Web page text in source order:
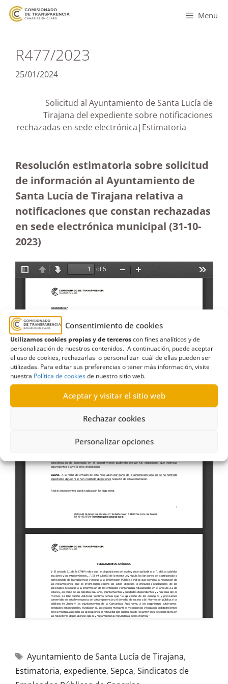
Consentimiento de cookies
Utilizamos cookies propias y de terceroscon fines analíticos y de
personalización de nuestros contenidos. A continuación, puede aceptar
el uso de cookies, rechazarlas o personalizar cuál de ellas pueden ser
utilizadas. Para editar sus preferencias o tener más información, visite
nuestra Política de cookiesde nuestro sitio web.
Aceptar y visitar el sitio web
Rechazar cookies
Personalizar opciones
Menu
R477/2023
25/01/2024
Solicitud al Ayuntamiento de Santa Lucía de
Tirajana del expediente sobre notificaciones
rechazadas en sede electrónica|Estimatoria
Resolución estimatoria sobre solicitud
de información al Ayuntamiento de
Santa Lucía de Tirajana relativa a
notificaciones que constan rechazadas
en sede electrónica municipal (31-10-
2023)
Ayuntamiento de Santa Lucía de Tirajana,
Estimatoria, expediente, Sepca, Sindicatos de